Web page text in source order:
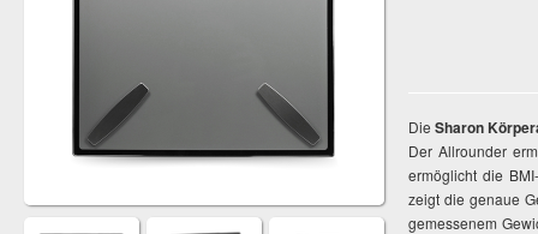
Die Sharon
Der Allrounder
ermöglicht die
zeigt die genaue
gemessenem